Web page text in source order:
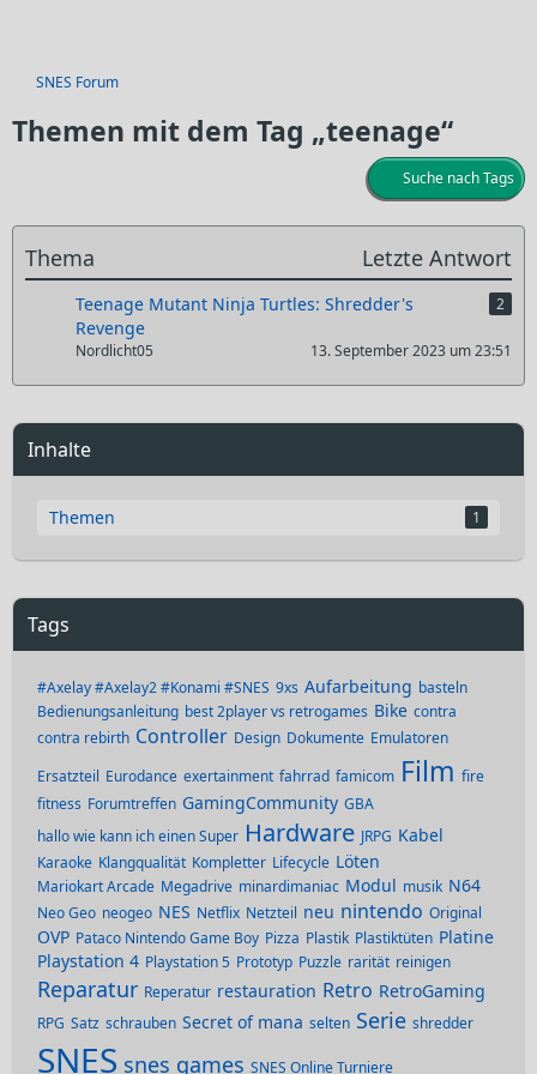
SNES Forum
Themen mit dem Tag „teenage“
Suche nach Tags
Thema Letzte Antwort
Teenage Mutant Ninja Turtles: Shredder's
Revenge
2
Nordlicht05 13. September 2023 um 23:51
Inhalte
Themen 1
Tags
#Axelay #Axelay2 #Konami #SNES 9xs Aufarbeitung basteln
Bedienungsanleitung best 2player vs retrogames Bike contra
contra rebirth Controller Design Dokumente Emulatoren
Ersatzteil Eurodance exertainment fahrrad famicom Film fire
fitness Forumtreffen GamingCommunity GBA
hallo wie kann ich einen Super Hardware JRPG Kabel
Karaoke Klangqualität Kompletter Lifecycle Löten
Mariokart Arcade Megadrive minardimaniac Modul musik N64
Neo Geo neogeo NES Netflix Netzteil neu nintendo Original
OVP Pataco Nintendo Game Boy Pizza Plastik Plastiktüten Platine
Playstation 4 Playstation 5 Prototyp Puzzle rarität reinigen
Reparatur Reperatur restauration Retro RetroGaming
RPG Satz schrauben Secret of mana selten Serie shredder
SNES snes games SNES Online Turniere